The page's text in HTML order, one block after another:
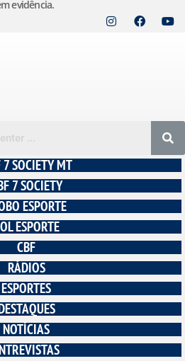
evidência.
7 SOCIETY MT
7 SOCIETY
ESPORTE
ESPORTE
CBF
RÁDIOS
ESPORTES
NOTÍCIAS